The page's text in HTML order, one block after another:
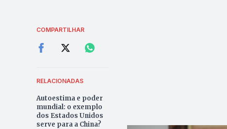
COMPARTILHAR
RELACIONADAS
Autoestima e poder
mundial: o exemplo
dos Estados Unidos
serve para a China?